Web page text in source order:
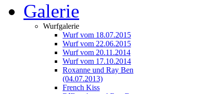
Galerie
Wurfgalerie
Wurf vom 18.07.2015
Wurf vom 22.06.2015
Wurf vom 20.11.2014
Wurf vom 17.10.2014
Roxanne und Ray Ben
(04.07.2013)
French Kiss